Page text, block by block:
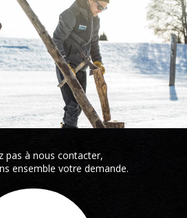
pas à nous contacter,
ensemble votre demande.